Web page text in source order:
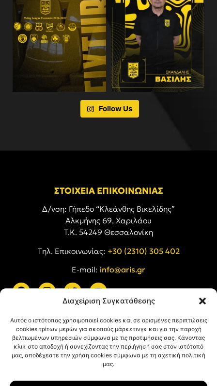
Διαχείριση Συγκατάθεσης
Αυτός ο ιστότοπος χρησιμοποιεί cookies και σε ορισμένες περιπτώσεις
cookies τρίτων μερών για σκοπούς μάρκετινγκ και για την παροχή
βελτιωμένων υπηρεσιών σύμφωνα με τις προτιμήσεις σας. Κάνοντας
κλικ στο αποδοχή ή συνεχίζοντας την περιήγησή σας στον ιστότοπό
μας, αποδέχεστε την χρήση cookies σύμφωνα με τη σχετική πολιτική
μας.
Follow Us
ΣΤΟΙΧΕΙΑ ΕΠΙΚΟΙΝΩΝΙΑΣ
Δ/νση: Γήπεδο “Κλεάνθης Βικελίδης”
Αλκμήνης 69, Χαριλάου
Τ.Κ. 54249 Θεσσαλονίκη
Tηλ. Επικοινωνίας: +30 (2310) 305 402
E-mail: info@aris.gr